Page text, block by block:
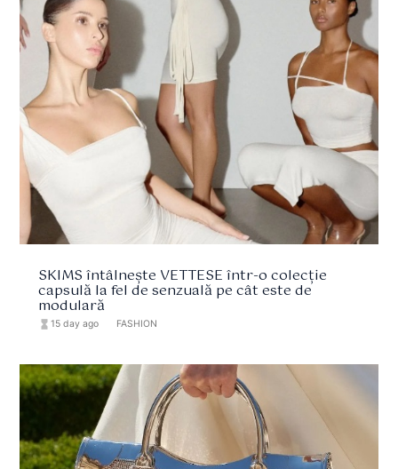
SKIMS întâlnește VETTESE într-o colecție
capsulă la fel de senzuală pe cât este de
modulară
hourglass_full 15 day ago FASHION